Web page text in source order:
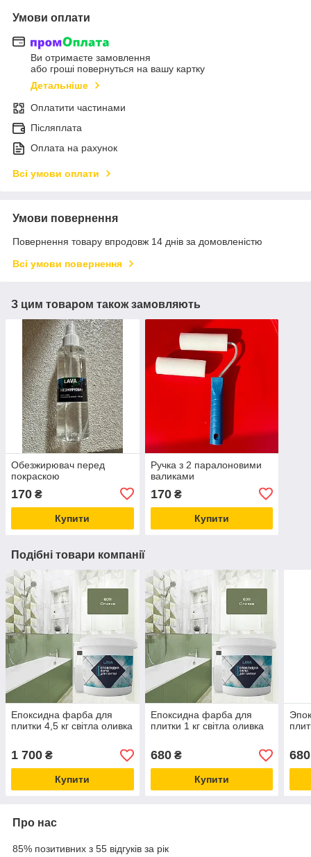
Умови оплати
Ви отримаєте замовлення
або гроші повернуться на вашу картку
Детальніше
Оплатити частинами
Післяплата
Оплата на рахунок
Всі умови оплати
Умови повернення
Повернення товару впродовж 14 днів за домовленістю
Всі умови повернення
З цим товаром також замовляють
Обезжирювач перед
покраскою
170 ₴
Купити
Ручка з 2 паралоновими
валиками
170₴
Купити
Подібні товари компанії
Епоксидна фарба для
плитки 4,5 кг світла оливка
1 700 ₴
Купити
Епоксидна фарба для
плитки 1 кг світла оливка
680₴
Купити
680
Про нас
85% позитивних з 55 відгуків за рік